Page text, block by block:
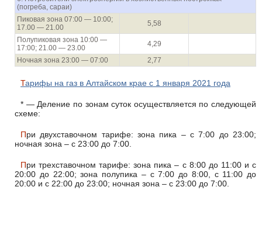
(погреба, сараи)
Пиковая зона 07:00 — 10:00;
17.00 — 21.00
5,58
Полупиковая зона 10:00 —
17:00; 21.00 — 23.00
4,29
Ночная зона 23:00 — 07:00
2,77
Тарифы на газ в Алтайском крае с 1 января 2021 года
* — Деление по зонам суток осуществляется по следующей
схеме:
При двухставочном тарифе: зона пика – с 7:00 до 23:00;
ночная зона – с 23:00 до 7:00.
При трехставочном тарифе: зона пика – с 8:00 до 11:00 и с
20:00 до 22:00; зона полупика – с 7:00 до 8:00, с 11:00 до
20:00 и с 22:00 до 23:00; ночная зона – с 23:00 до 7:00.